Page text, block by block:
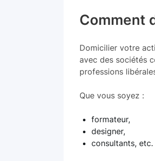
Comment
Domicilier votre
avec des sociétés
professions
Que vous soyez :
formateur,
designer,
consultants, etc.